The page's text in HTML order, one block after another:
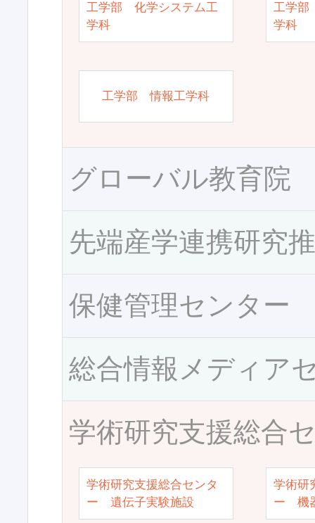
工学部 化学システム工
学科
工学部
学科
工学部 情報工学科
グローバル教育院
先端産学連携研究
保健管理センター
総合情報メディア
学術研究支援総合
学術研究支援総合センタ
ー 遺伝子実験施設
学術研
ー 機